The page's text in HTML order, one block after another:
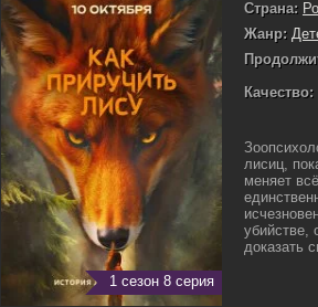
1 сезон 8 серия
Страна:
Жанр:
Качество:
лисиц,
меняет
убийстве,
доказать